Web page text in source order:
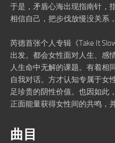
于是，矛盾心海出现指南针，
相信自己，把步伐放慢没关系
芮德首张个人专辑《Take It
出发。都会女性面对人生、感
人生命中无解的课题。有着相
自我对话。方才认知专属于女
足珍贵的阴性价值。也因如此
正面能量获得女性间的共鸣，
曲目